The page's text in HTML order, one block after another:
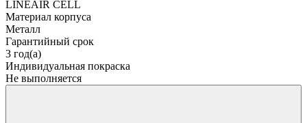
LINEAIR CELL
Материал корпуса
Металл
Гарантийный срок
3 год(а)
Индивидуальная покраска
Не выполняется